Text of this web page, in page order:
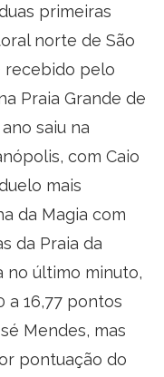
primeiras
norte de São
recebido pelo
Praia Grande de
saiu na
com Caio
mais
da Magia com
da Praia da
no último minuto,
a 16,77 pontos
Mendes, mas
pontuação do